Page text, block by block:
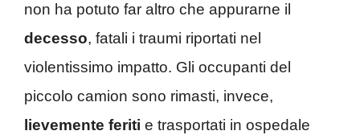
non ha potuto far altro che appurarne il
decesso, fatali i traumi riportati nel
violentissimo impatto. Gli occupanti del
piccolo camion sono rimasti, invece,
lievemente feriti e trasportati in ospedale